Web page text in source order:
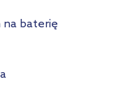
na baterię